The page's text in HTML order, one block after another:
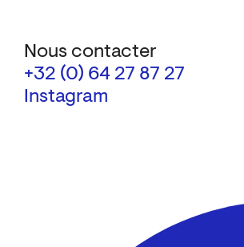
Nous contacter
+32 (0) 64 27 87 27
Instagram